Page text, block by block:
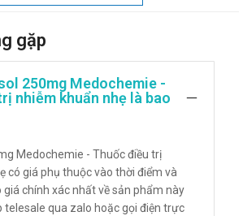
triển và phân chia.
gặp
250mg Medochemie -
nhiễm khuẩn nhẹ là bao
Medochemie - Thuốc điều trị
có giá phụ thuộc vào thời điểm và
chính xác nhất về sản phẩm này
telesale qua zalo hoặc gọi điện trực